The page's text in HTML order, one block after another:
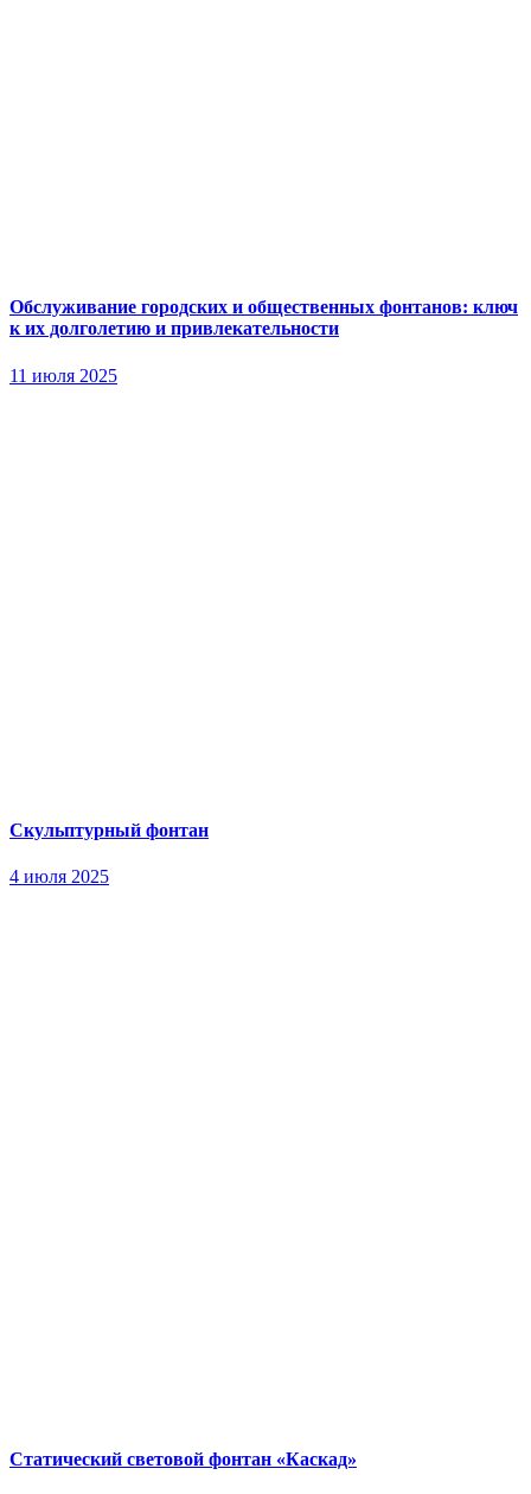
Обслуживание городских и общественных фонтанов: ключ
к их долголетию и привлекательности
11 июля 2025
Скульптурный фонтан
4 июля 2025
Статический световой фонтан «Каскад»